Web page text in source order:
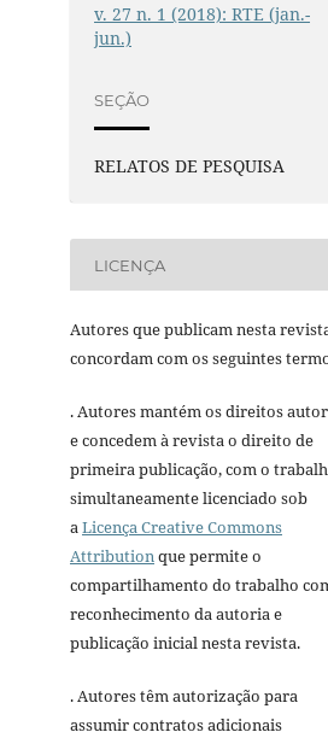
v. 27 n. 1 (2018): RTE (jan.-
jun.)
SEÇÃO
RELATOS DE PESQUISA
LICENÇA
Autores que publicam nesta
concordam com os seguintes
. Autores mantém os direitos
e concedem à revista o direito de
primeira publicação, com o
simultaneamente licenciado sob
aLicença Creative Commons
Attributionque permite o
compartilhamento do trabalho
reconhecimento da autoria e
publicação inicial nesta revista.
. Autores têm autorização para
assumir contratos adicionais